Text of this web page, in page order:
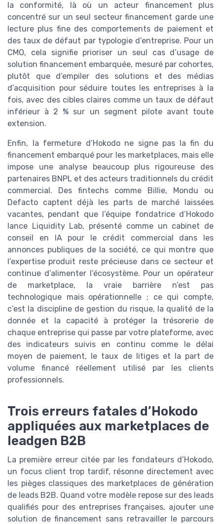
la conformité, là où un acteur financement plus
concentré sur un seul secteur financement garde une
lecture plus fine des comportements de paiement et
des taux de défaut par typologie d’entreprise. Pour un
CMO, cela signifie prioriser un seul cas d’usage de
solution financement embarquée, mesuré par cohortes,
plutôt que d’empiler des solutions et des médias
d’acquisition pour séduire toutes les entreprises à la
fois, avec des cibles claires comme un taux de défaut
inférieur à 2 % sur un segment pilote avant toute
extension.
Enfin, la fermeture d’Hokodo ne signe pas la fin du
financement embarqué pour les marketplaces, mais elle
impose une analyse beaucoup plus rigoureuse des
partenaires BNPL et des acteurs traditionnels du crédit
commercial. Des fintechs comme Billie, Mondu ou
Defacto captent déjà les parts de marché laissées
vacantes, pendant que l’équipe fondatrice d’Hokodo
lance Liquidity Lab, présenté comme un cabinet de
conseil en IA pour le crédit commercial dans les
annonces publiques de la société, ce qui montre que
l’expertise produit reste précieuse dans ce secteur et
continue d’alimenter l’écosystème. Pour un opérateur
de marketplace, la vraie barrière n’est pas
technologique mais opérationnelle ; ce qui compte,
c’est la discipline de gestion du risque, la qualité de la
donnée et la capacité à protéger la trésorerie de
chaque entreprise qui passe par votre plateforme, avec
des indicateurs suivis en continu comme le délai
moyen de paiement, le taux de litiges et la part de
volume financé réellement utilisé par les clients
professionnels.
Trois erreurs fatales d’Hokodo
appliquées aux marketplaces de
leadgen B2B
La première erreur citée par les fondateurs d’Hokodo,
un focus client trop tardif, résonne directement avec
les pièges classiques des marketplaces de génération
de leads B2B. Quand votre modèle repose sur des leads
qualifiés pour des entreprises françaises, ajouter une
solution de financement sans retravailler le parcours